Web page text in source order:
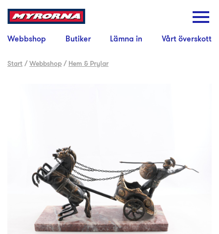
Webbshop Butiker Lämna in Vårt överskott
Start /Webbshop / Hem & Prylar